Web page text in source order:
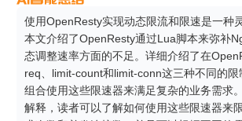
使用OpenResty实现动态限流和限速是一种
本文介绍了OpenResty通过Lua脚本来弥补
态调整速率方面的不足。详细介绍了在
req、limit-count和limit-conn这三种不同的
组合使用这些限速器来满足复杂的业务需求
解释，读者可以了解如何使用这些限速器来